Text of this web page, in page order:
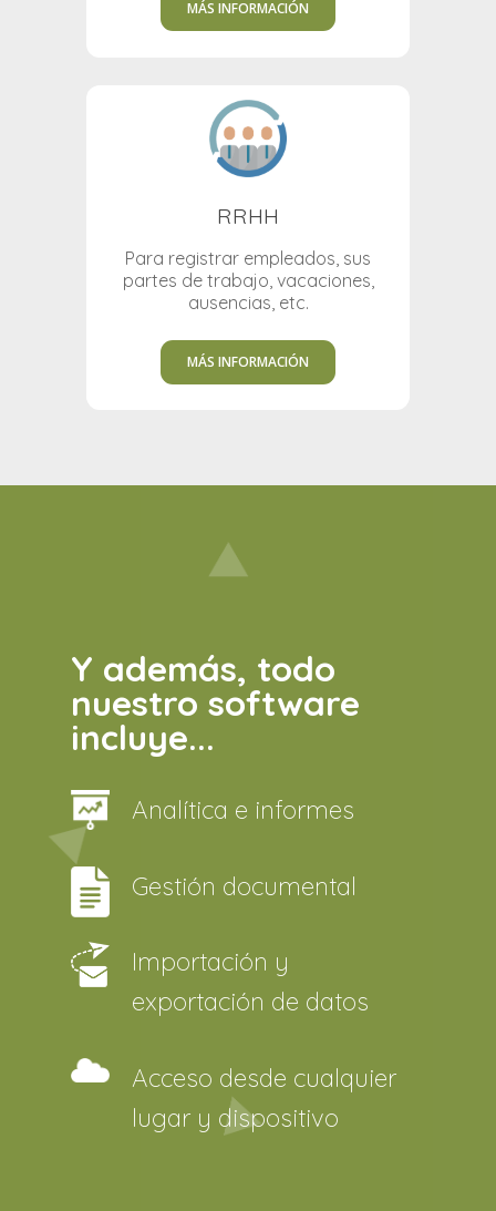
MÁS INFORMACIÓN
RRHH
Para registrar empleados, sus
partes de trabajo, vacaciones,
ausencias, etc.
MÁS INFORMACIÓN
Y además, todo
nuestro software
incluye...
Analítica e informes
Gestión documental
Importación y
exportación de datos
Acceso desde cualquier
lugar y dispositivo